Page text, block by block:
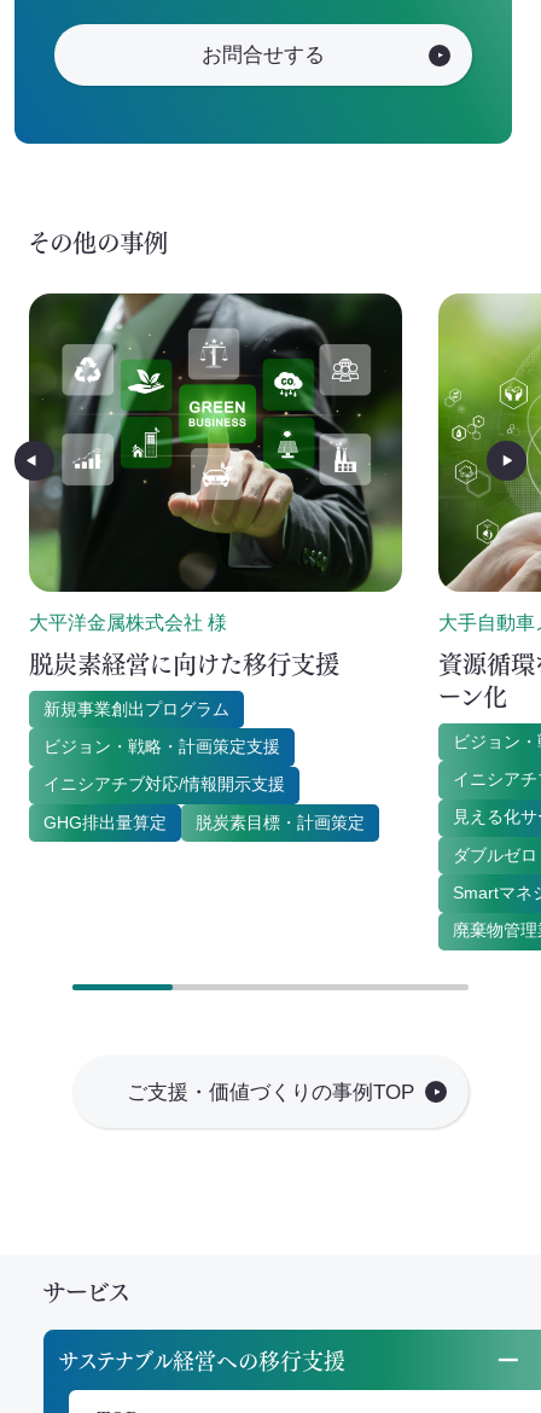
お問合せする
その他の事例
大平洋金属株式会社 様
脱炭素経営に向けた移行支援
新規事業創出プログラム
ビジョン・戦略・計画策定支援
イニシアチブ対応/情報開示支援
GHG排出量算定
脱炭素目標・計画策定
大手自動車
資源循環
ーン化
ビジョン
イニシア
見える化
ダブルゼ
Smartマネ
廃棄物管
ご支援・価値づくりの事例TOP
サービス
サステナブル経営への移行支援